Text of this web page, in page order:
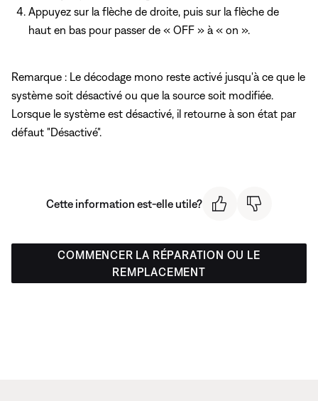
Appuyez sur la flèche de droite, puis sur la flèche de
haut en bas pour passer de « OFF » à « on ».
Remarque : Le décodage mono reste activé jusqu'à ce que le
système soit désactivé ou que la source soit modifiée.
Lorsque le système est désactivé, il retourne à son état par
défaut "Désactivé".
Cette information est-elle utile?
COMMENCER LA RÉPARATION OU LE
REMPLACEMENT